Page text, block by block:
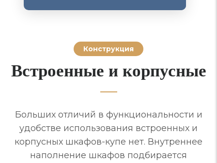
Конструкция
Встроенные и корпусные
Больших отличий в функциональности и
удобстве использования встроенных и
корпусных шкафов-купе нет. Внутреннее
наполнение шкафов подбирается